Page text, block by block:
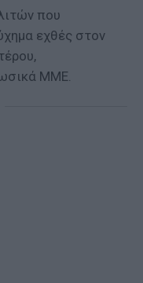
που
εχθές στον
ΜΜΕ.